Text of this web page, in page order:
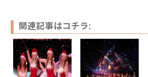
関連記事はコチラ: